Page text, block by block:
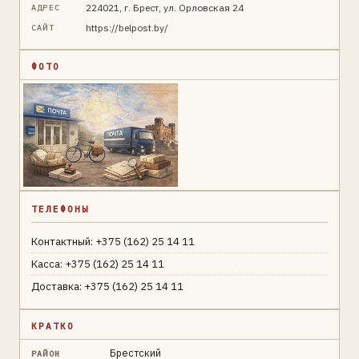
АДРЕС 224021, г. Брест, ул. Орловская 24
САЙТ https://belpost.by/
ФОТО
ТЕЛЕФОНЫ
Контактный: +375 (162) 25 14 11
Касса: +375 (162) 25 14 11
Доставка: +375 (162) 25 14 11
КРАТКО
РАЙОН Брестский